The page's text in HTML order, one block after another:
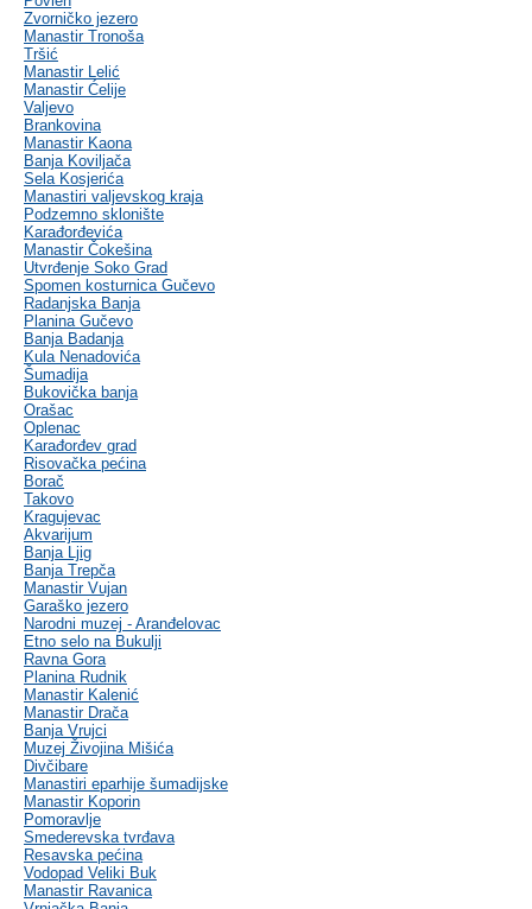
Zvorničko jezero
Manastir Tronoša
Tršić
Manastir Lelić
Manastir Ćelije
Valjevo
Brankovina
Manastir Kaona
Banja Koviljača
Sela Kosjerića
Manastiri valjevskog kraja
Podzemno sklonište
Karađorđevića
Manastir Čokešina
Utvrđenje Soko Grad
Spomen kosturnica Gučevo
Radanjska Banja
Planina Gučevo
Banja Badanja
Kula Nenadovića
Šumadija
Bukovička banja
Orašac
Oplenac
Karađorđev grad
Risovačka pećina
Borač
Takovo
Kragujevac
Akvarijum
Banja Ljig
Banja Trepča
Manastir Vujan
Garaško jezero
Narodni muzej - Aranđelovac
Etno selo na Bukulji
Ravna Gora
Planina Rudnik
Manastir Kalenić
Manastir Drača
Banja Vrujci
Muzej Živojina Mišića
Divčibare
Manastiri eparhije šumadijske
Manastir Koporin
Pomoravlje
Smederevska tvrđava
Resavska pećina
Vodopad Veliki Buk
Manastir Ravanica